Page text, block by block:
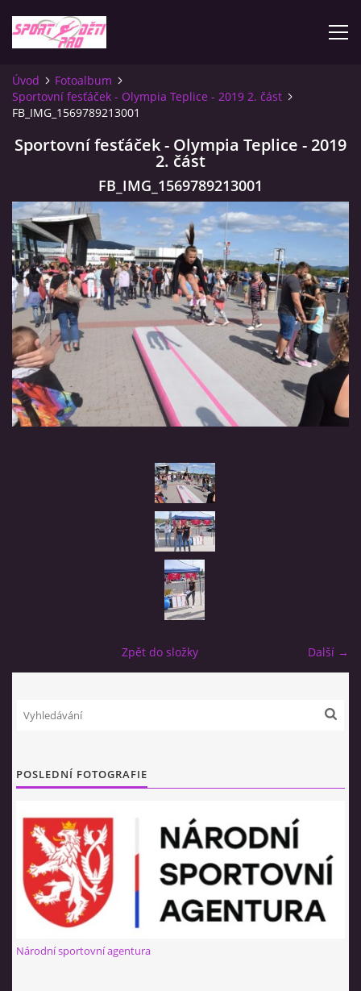
ÚVOD
KONTAKTY
PLATEBNÍ PODMÍNKY
FOTOALBUM
ZÁVODY
TRENÉŘI
© 2026 eStránky.cz |RSS
Úvod
Fotoalbum
Sportovní fesťáček - Olympia Teplice - 2019 2. část
FB_IMG_1569789213001
Sportovní fesťáček - Olympia Teplice - 2019
2. část
FB_IMG_1569789213001
Další →
Zpět do složky
POSLEDNÍ FOTOGRAFIE
Národní sportovní agentura